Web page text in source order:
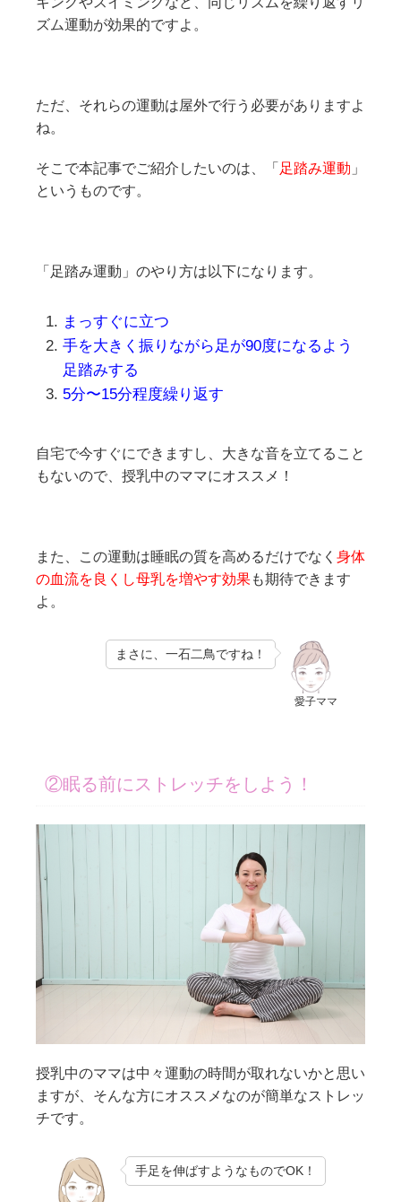
ズム運動が効果的ですよ。
ただ、それらの運動は屋外で行う必要がありますよ
ね。
そこで本記事でご紹介したいのは、「 足踏み運動 」
というものです。
「足踏み運動」のやり方は以下になります。
まっすぐに立つ
手を大きく振りながら足が90度になるよう
足踏みする
5分〜15分程度繰り返す
自宅で今すぐにできますし、大きな音を立てること
もないので、授乳中のママにオススメ！
また、この運動は睡眠の質を高めるだけでなく 身体
の血流を良くし母乳を増やす効果も期待できます
よ。
愛子ママ
まさに、一石二鳥ですね！
②眠る前にストレッチをしよう！
授乳中のママは中々運動の時間が取れないかと思い
ますが、そんな方にオススメなのが簡単なストレッ
チです。
手足を伸ばすようなものでOK！